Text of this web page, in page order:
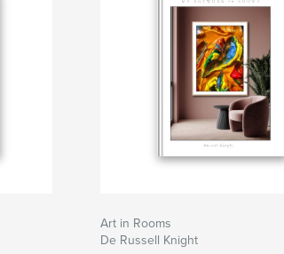
Art in Rooms
De Russell Knight